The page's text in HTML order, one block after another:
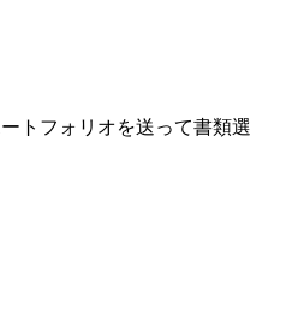
トフォリオを送って書類選